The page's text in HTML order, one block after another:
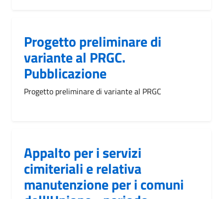
Progetto preliminare di
variante al PRGC.
Pubblicazione
Progetto preliminare di variante al PRGC
Appalto per i servizi
cimiteriali e relativa
manutenzione per i comuni